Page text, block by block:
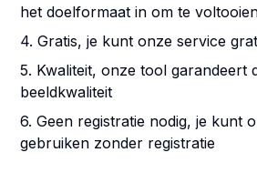
het doelformaat in om te
4. Gratis, je kunt onze service
5. Kwaliteit, onze tool garandeert
beeldkwaliteit
6. Geen registratie nodig, je kunt
gebruiken zonder registratie